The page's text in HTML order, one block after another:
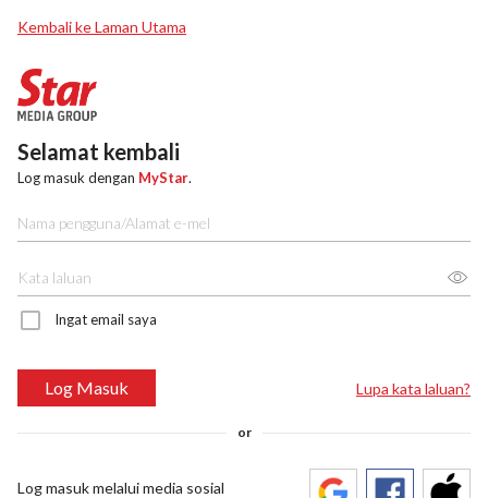
Kembali ke Laman Utama
Selamat kembali
Log masuk dengan MyStar.
Ingat email saya
Log Masuk Lupa kata laluan?
or
Log masuk melalui media sosial